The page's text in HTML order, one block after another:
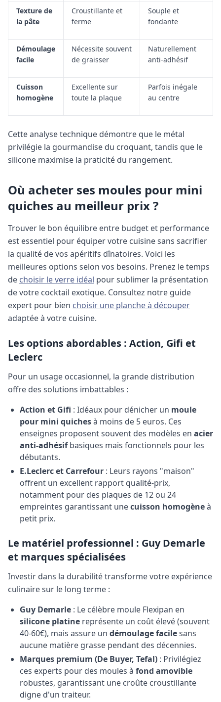
Texture de
la pâte
Croustillante et
ferme
Souple et
fondante
Démoulage
facile
Nécessite souvent
de graisser
Naturellement
anti-adhésif
Cuisson
homogène
Excellente sur
toute la plaque
Parfois inégale
au centre
Cette analyse technique démontre que le métal
privilégie la gourmandise du croquant, tandis que le
silicone maximise la praticité du rangement.
Où acheter ses moules pour mini
quiches au meilleur prix ?
Trouver le bon équilibre entre budget et performance
est essentiel pour équiper votre cuisine sans sacrifier
la qualité de vos apéritifs dînatoires. Voici les
meilleures options selon vos besoins. Prenez le temps
de choisir le verre idéal pour sublimer la présentation
de votre cocktail exotique. Consultez notre guide
expert pour bien choisir une planche à découper
adaptée à votre cuisine.
Les options abordables : Action, Gifi et
Leclerc
Pour un usage occasionnel, la grande distribution
offre des solutions imbattables :
Action et Gifi : Idéaux pour dénicher un moule
pour mini quichesà moins de 5 euros. Ces
enseignes proposent souvent des modèles en acier
anti-adhésifbasiques mais fonctionnels pour les
débutants.
E.Leclerc et Carrefour : Leurs rayons "maison"
offrent un excellent rapport qualité-prix,
notamment pour des plaques de 12 ou 24
empreintes garantissant unecuisson homogèneà
petit prix.
Le matériel professionnel : Guy Demarle
et marques spécialisées
Investir dans la durabilité transforme votre expérience
culinaire sur le long terme :
Guy Demarle : Le célèbre moule Flexipan en
silicone platine représente un coût élevé (souvent
40-60€), mais assure un démoulage facilesans
aucune matière grasse pendant des décennies.
Marques premium (De Buyer, Tefal) : Privilégiez
ces experts pour des moules à fond amovible
robustes, garantissant une croûte croustillante
digne d'un traiteur.